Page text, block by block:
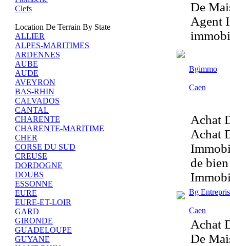
Clefs
Location De Terrain By State
ALLIER
ALPES-MARITIMES
ARDENNES
AUBE
AUDE
AVEYRON
BAS-RHIN
CALVADOS
CANTAL
CHARENTE
CHARENTE-MARITIME
CHER
CORSE DU SUD
CREUSE
DORDOGNE
DOUBS
ESSONNE
EURE
EURE-ET-LOIR
GARD
GIRONDE
GUADELOUPE
GUYANE
De
Agent
Bgimmo
Caen
Achat
Achat
de
Bg
Caen
Achat
De